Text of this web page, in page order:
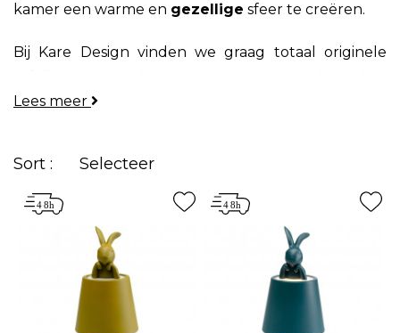
kamer een warme en gezellige sfeer te creëren.
Bij Kare Design vinden we graag totaal originele
Of u nu een lamp in de vorm van een hond voor op
Lees meer
Sort : Selecteer